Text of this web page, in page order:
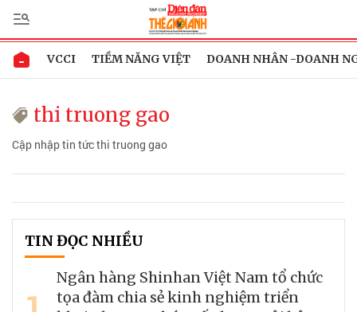
VCCI TIỀM NĂNG VIỆT DOANH NHÂN -DOANH
thi truong gao
Cập nhập tin tức thi truong gao
TIN ĐỌC NHIỀU
Ngân hàng Shinhan Việt Nam tổ chức
tọa đàm chia sẻ kinh nghiệm triển